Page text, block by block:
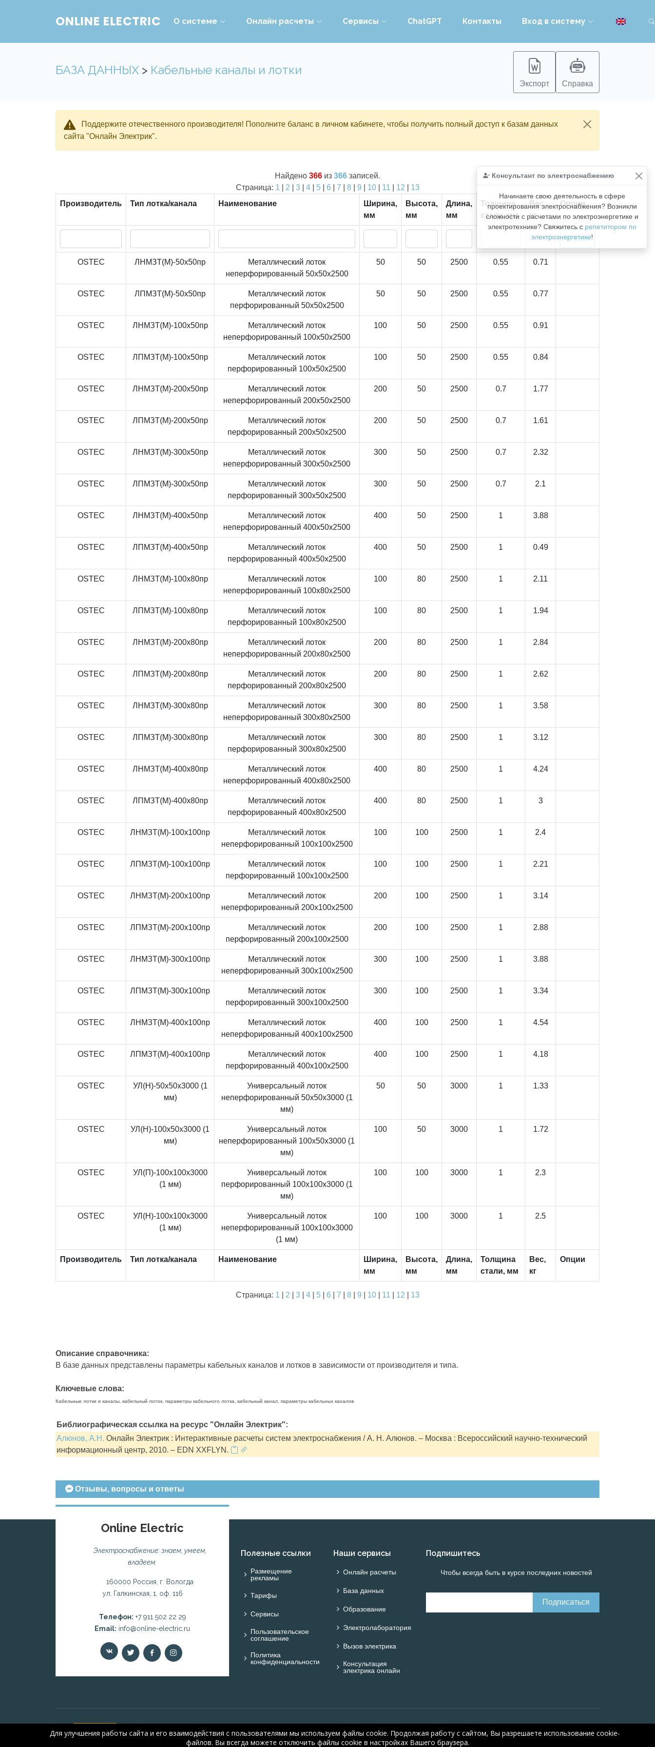
ONLINE ELECTRIC О системе Онлайн расчеты Сервисы ChatGPT Контакты Вход в систему
БАЗА ДАННЫХ > Кабельные каналы и лотки
Экспорт Справка
Поддержите отечественного производителя! Пополните баланс в личном кабинете, чтобы получить полный доступ к базам данных
сайта "Онлайн Электрик".
Консультант по электроснабжению
Начинаете свою деятельность в сфере
проектирования электроснабжения? Возникли
сложности с расчетами по электроэнергетике и
электротехнике? Свяжитесь с репетитором по
электроэнергетике!
Найдено 366 из 366 записей.
Страница: 1 2 3| 4| 5| 6 7 8| 9 10| 11 12
13
Производитель
Тип лотка/канала Наименование
Ширина,
мм
Высота,
мм
Длина,
мм
Толщина
стали, мм
Вес,
кг
Опции
OSTEC ЛНМЗТ(М)-50x50пр
Металлический лоток
неперфорированный 50x50x2500
50 50 2500 0.55 0.71
OSTEC ЛПМЗТ(М)-50x50пр
Металлический лоток
перфорированный 50x50x2500
50 50 2500 0.55 0.77
OSTEC ЛНМЗТ(М)-100x50пр
Металлический лоток
неперфорированный 100x50x2500
100 50 2500 0.55 0.91
OSTEC ЛПМЗТ(М)-100x50пр
Металлический лоток
перфорированный 100x50x2500
100 50 2500 0.55 0.84
OSTEC ЛНМЗТ(М)-200x50пр
Металлический лоток
неперфорированный 200x50x2500
200 50 2500 0.7 1.77
OSTEC ЛПМЗТ(М)-200x50пр
Металлический лоток
перфорированный 200x50x2500
200 50 2500 0.7 1.61
OSTEC ЛНМЗТ(М)-300x50пр
Металлический лоток
неперфорированный 300x50x2500
300 50 2500 0.7 2.32
OSTEC ЛПМЗТ(М)-300x50пр
Металлический лоток
перфорированный 300x50x2500
300 50 2500 0.7 2.1
OSTEC ЛНМЗТ(М)-400x50пр
Металлический лоток
неперфорированный 400x50x2500
400 50 2500 1 3.88
OSTEC ЛПМЗТ(М)-400x50пр
Металлический лоток
перфорированный 400x50x2500
400 50 2500 1 0.49
OSTEC ЛНМЗТ(М)-100x80пр
Металлический лоток
неперфорированный 100x80x2500
100 80 2500 1 2.11
OSTEC ЛПМЗТ(М)-100x80пр
Металлический лоток
перфорированный 100x80x2500
100 80 2500 1 1.94
OSTEC ЛНМЗТ(М)-200x80пр
Металлический лоток
неперфорированный 200x80x2500
200 80 2500 1 2.84
OSTEC ЛПМЗТ(М)-200x80пр
Металлический лоток
перфорированный 200x80x2500
200 80 2500 1 2.62
OSTEC ЛНМЗТ(М)-300x80пр
Металлический лоток
неперфорированный 300x80x2500
300 80 2500 1 3.58
OSTEC ЛПМЗТ(М)-300x80пр
Металлический лоток
перфорированный 300x80x2500
300 80 2500 1 3.12
OSTEC ЛНМЗТ(М)-400x80пр
Металлический лоток
неперфорированный 400x80x2500
400 80 2500 1 4.24
OSTEC ЛПМЗТ(М)-400x80пр
Металлический лоток
перфорированный 400x80x2500
400 80 2500 1 3
OSTEC ЛНМЗТ(М)-100x100пр
Металлический лоток
неперфорированный 100x100x2500
100 100 2500 1 2.4
OSTEC ЛПМЗТ(М)-100x100пр
Металлический лоток
перфорированный 100x100x2500
100 100 2500 1 2.21
OSTEC ЛНМЗТ(М)-200x100пр
Металлический лоток
неперфорированный 200x100x2500
200 100 2500 1 3.14
OSTEC ЛПМЗТ(М)-200x100пр
Металлический лоток
перфорированный 200x100x2500
200 100 2500 1 2.88
OSTEC ЛНМЗТ(М)-300x100пр
Металлический лоток
неперфорированный 300x100x2500
300 100 2500 1 3.88
OSTEC ЛПМЗТ(М)-300x100пр
Металлический лоток
перфорированный 300x100x2500
300 100 2500 1 3.34
OSTEC ЛНМЗТ(М)-400x100пр
Металлический лоток
неперфорированный 400x100x2500
400 100 2500 1 4.54
OSTEC ЛПМЗТ(М)-400x100пр
Металлический лоток
перфорированный 400x100x2500
400 100 2500 1 4.18
OSTEC
УЛ(Н)-50x50x3000 (1
мм)
Универсальный лоток
неперфорированный 50x50x3000 (1
мм)
50 50 3000 1 1.33
OSTEC
УЛ(Н)-100x50x3000 (1
мм)
Универсальный лоток
неперфорированный 100x50x3000 (1
мм)
100 50 3000 1 1.72
OSTEC
УЛ(П)-100x100x3000
(1 мм)
Универсальный лоток
перфорированный 100x100x3000 (1
мм)
100 100 3000 1 2.3
OSTEC
УЛ(Н)-100x100x3000
(1 мм)
Универсальный лоток
неперфорированный 100x100x3000
(1 мм)
100 100 3000 1 2.5
Производитель Тип лотка/канала Наименование
Ширина,
мм
Высота,
мм
Длина,
мм
Толщина
стали, мм
Вес,
кг
Опции
Страница: 1 2 3| 4| 5| 6 7 8| 9 10| 11 12 13
Описание справочника:
В базе данных представлены параметры кабельных каналов и лотков в зависимости от производителя и типа.
Ключевые слова:
Кабельные лотки и каналы, кабельный лоток, параметры кабельного лотка, кабельный канал, параметры кабельных каналов
Библиографическая ссылка на ресурс "Онлайн Электрик":
Алюнов, А.Н. Онлайн Электрик : Интерактивные расчеты систем электроснабжения / А. Н. Алюнов. – Москва : Всероссийский научно-технический
информационный центр, 2010. – EDN XXFLYN.
Отзывы, вопросы и ответы
Online Electric
Электроснабжение: знаем, умеем,
владеем.
160000 Россия, г. Вологда
ул. Галкинская, 1, оф. 116
Телефон: +7 911 502 22 29
Email: info@online-electric.ru
Полезные ссылки
Размещение
рекламы
Тарифы
Сервисы
Пользовательское
соглашение
Политика
конфиденциальности
Наши сервисы
Онлайн расчеты
База данных
Образование
Электролаборатория
Вызов электрика
Консультация
электрика онлайн
Подпишитесь
Чтобы всегда быть в курсе последних новостей
electric.ru, 2008-2026
Для улучшения работы сайта и его взаимодействия с пользователями мы используем файлы cookie. Продолжая работу с сайтом, Вы разрешаете использование cookie-
файлов. Вы всегда можете отключить файлы cookie в настройках Вашего браузера.